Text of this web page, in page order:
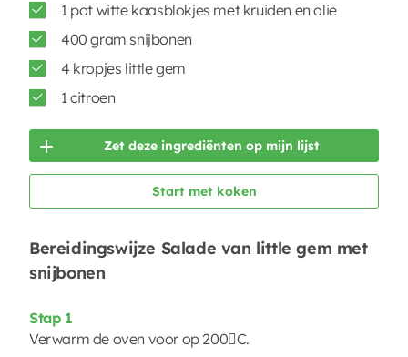
1 pot witte kaasblokjes met kruiden en olie
400 gram snijbonen
4 kropjes little gem
1 citroen
Zet deze ingrediënten op mijn lijst
Start met koken
Bereidingswijze Salade van little gem met
snijbonen
Stap 1
Verwarm de oven voor op 200C.